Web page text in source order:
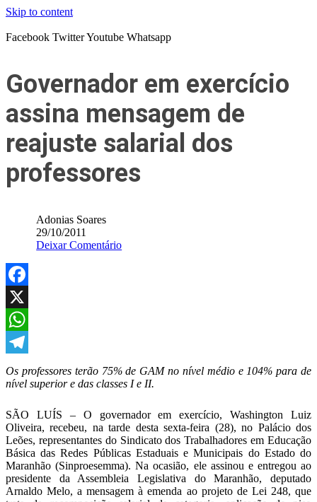
Skip to content
Facebook TwitterYoutube Whatsapp
Governador em exercício
assina mensagem de
reajuste salarial dos
professores
Adonias Soares
29/10/2011
Deixar Comentário
Facebook
X
WhatsApp
Telegram
Os professores terão 75% de GAM no nível médio e 104% para de
nível superior e das classes I e II.
SÃO LUÍS – O governador em exercício, Washington Luiz
Oliveira, recebeu, na tarde desta sexta-feira (28), no Palácio dos
Leões, representantes do Sindicato dos Trabalhadores em Educação
Básica das Redes Públicas Estaduais e Municipais do Estado do
Maranhão (Sinproesemma). Na ocasião, ele assinou e entregou ao
presidente da Assembleia Legislativa do Maranhão, deputado
Arnaldo Melo, a mensagem à emenda ao projeto de Lei 248, que